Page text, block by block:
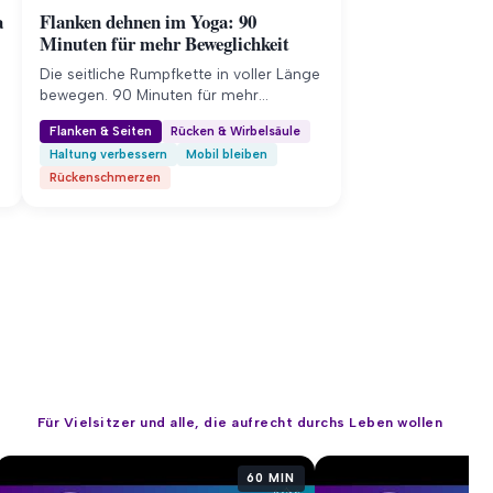
Flanken dehnen im Yoga: 90
Minuten für mehr Beweglichkeit
Die seitliche Rumpfkette in voller Länge
bewegen. 90 Minuten für mehr
weniger Rückenschmerzen.
Flanken & Seiten
Rücken & Wirbelsäule
Haltung verbessern
Mobil bleiben
Rückenschmerzen
Für Vielsitzer und alle, die aufrecht durchs Leben wollen
60 MIN